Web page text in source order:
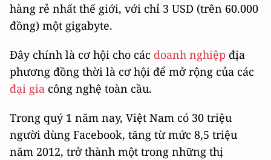
hàng rẻ nhất thế giới, với chỉ 3 USD (trên 60.000
đồng) một gigabyte.
Đây chính là cơ hội cho các doanh nghiệp địa
phương đồng thời là cơ hội để mở rộng của các
đại gia công nghệ toàn cầu.
Trong quý 1 năm nay, Việt Nam có 30 triệu
người dùng Facebook, tăng từ mức 8,5 triệu
năm 2012, trở thành một trong những thị